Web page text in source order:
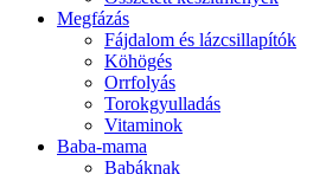
Megfázás
Fájdalom és lázcsillapítók
Köhögés
Orrfolyás
Torokgyulladás
Vitaminok
Baba-mama
Babáknak